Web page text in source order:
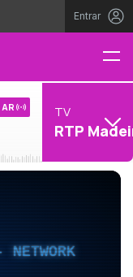
Entrar
AR TV
RTP